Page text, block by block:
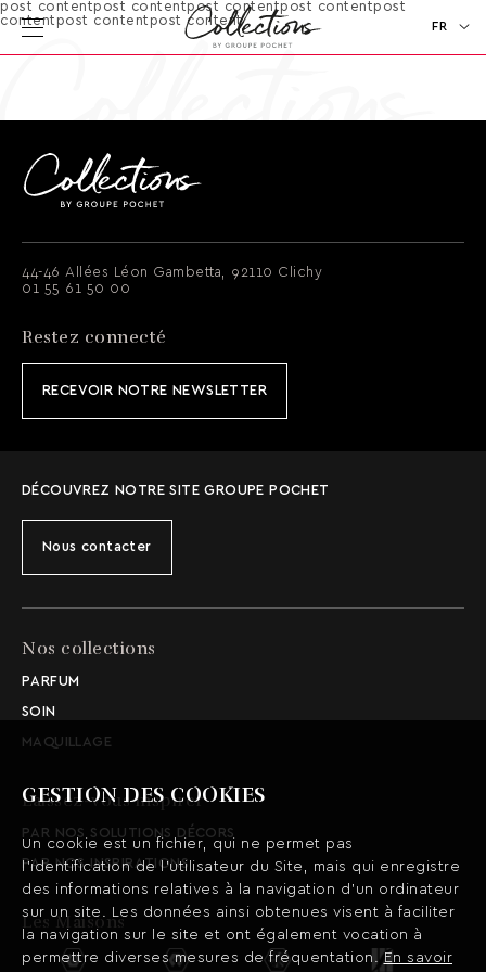
FR
post contentpost contentpost contentpost contentpost
contentpost contentpost content
GESTION DES COOKIES
Un cookie est un fichier, qui ne permet pas
l’identification de l’utilisateur du Site, mais qui enregistre
des informations relatives à la navigation d’un ordinateur
sur un site. Les données ainsi obtenues visent à faciliter
la navigation sur le site et ont également vocation à
permettre diverses mesures de fréquentation.En savoir
44-46 Allées Léon Gambetta, 92110 Clichy
01 55 61 50 00
Restez connecté
RECEVOIR NOTRE NEWSLETTER
DÉCOUVREZ NOTRE SITE GROUPE POCHET
Nous contacter
Nos collections
PARFUM
SOIN
MAQUILLAGE
Laissez-vous inspirer
PAR NOS SOLUTIONS DÉCORS
PAR NOS INSPIRATIONS
Les Maisons